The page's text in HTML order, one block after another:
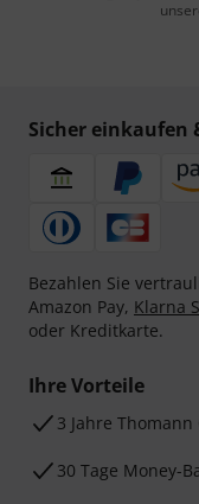
Sicher einkaufen
Bezahlen Sie
Amazon Pay, Klarna
oder Kreditkarte.
Ihre Vorteile
3 Jahre
30 Tage Money-